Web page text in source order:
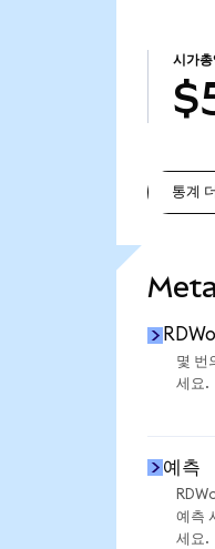
시가총
통계
몇 번
세요.
예측
예측
세요.